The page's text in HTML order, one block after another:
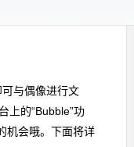
与偶像进行文
上的“Bubble”功
机会哦。下面将详